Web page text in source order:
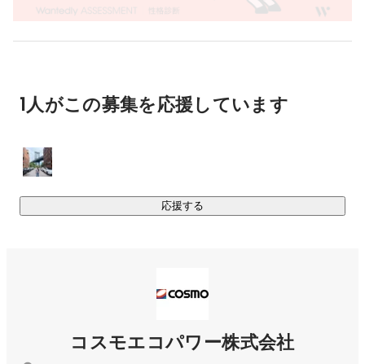
上げていく計画です。
して公募にチャレンジ。洋上風力発電のリーディングカンパ
ニーとなります。
1人がこの募集を応援しています
応援する
コスモエコパワー株式会社